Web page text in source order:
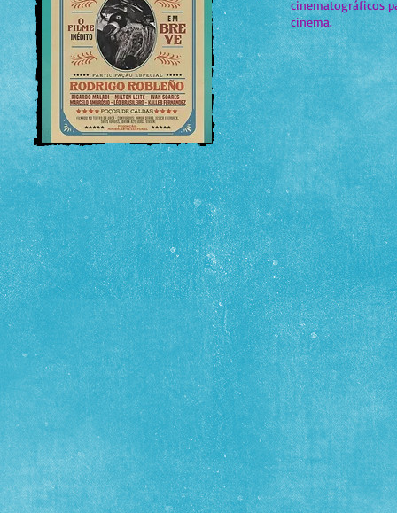
cinematográficos
cinema.